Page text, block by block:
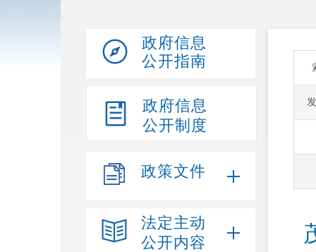
政府信息
公开指南
政府信息
公开制度
政策文件
法定主动
公开内容